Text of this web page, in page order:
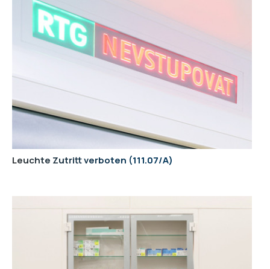
Leuchte Zutritt verboten 111.07/A